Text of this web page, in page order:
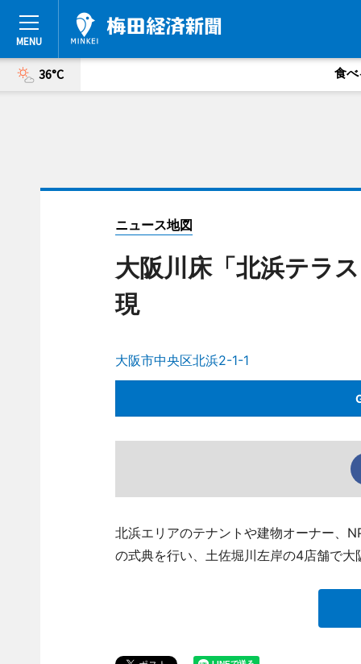
36°C 食べ
ニュース地図
大阪川床「北浜テラ
現
大阪市中央区北浜2-1-1
北浜エリアのテナントや建物オーナー、
の式典を行い、土佐堀川左岸の4店舗で